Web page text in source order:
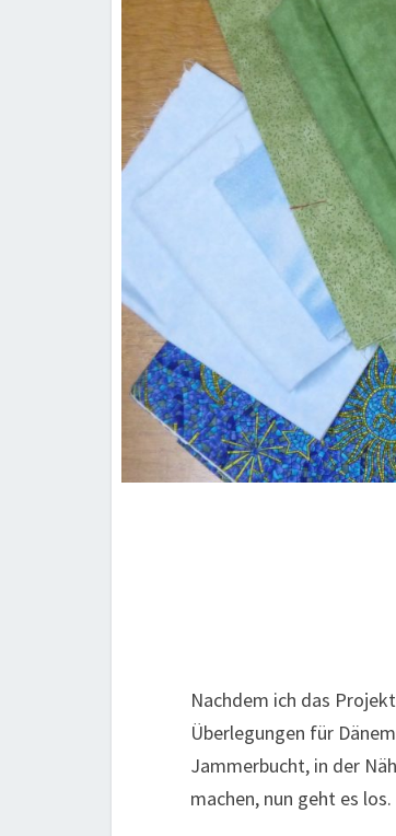
Nachdem ich das
Überlegungen für
Jammerbucht, in der
machen, nun geht es los.